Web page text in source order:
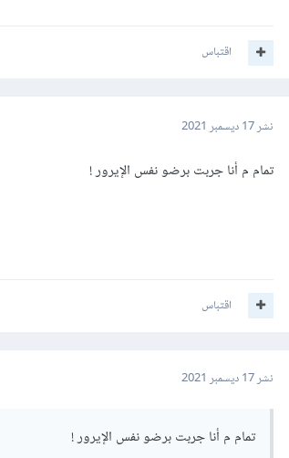
اقتباس
نشر17 ديسمبر 2021
تمام م أنا جربت برضو نفس الإيرور !
اقتباس
نشر17 ديسمبر 2021
تمام م أنا جربت برضو نفس الإيرور !